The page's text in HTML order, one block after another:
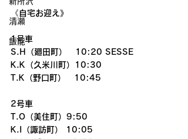
清瀬
飯能
《自宅お迎え》
1号車
S.H（廻田町）　10:20 SESSE
K.K（久米川町）10:30
T.K（野口町）　10:45
2号車
T.O（美住町）9:50
K.I（諏訪町） 10:05